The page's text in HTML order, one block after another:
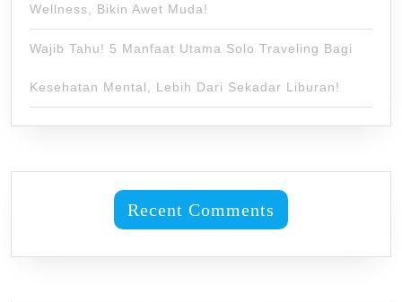
Wellness, Bikin Awet Muda!
Wajib Tahu! 5 Manfaat Utama Solo Traveling Bagi
Kesehatan Mental, Lebih Dari Sekadar Liburan!
Recent Comments